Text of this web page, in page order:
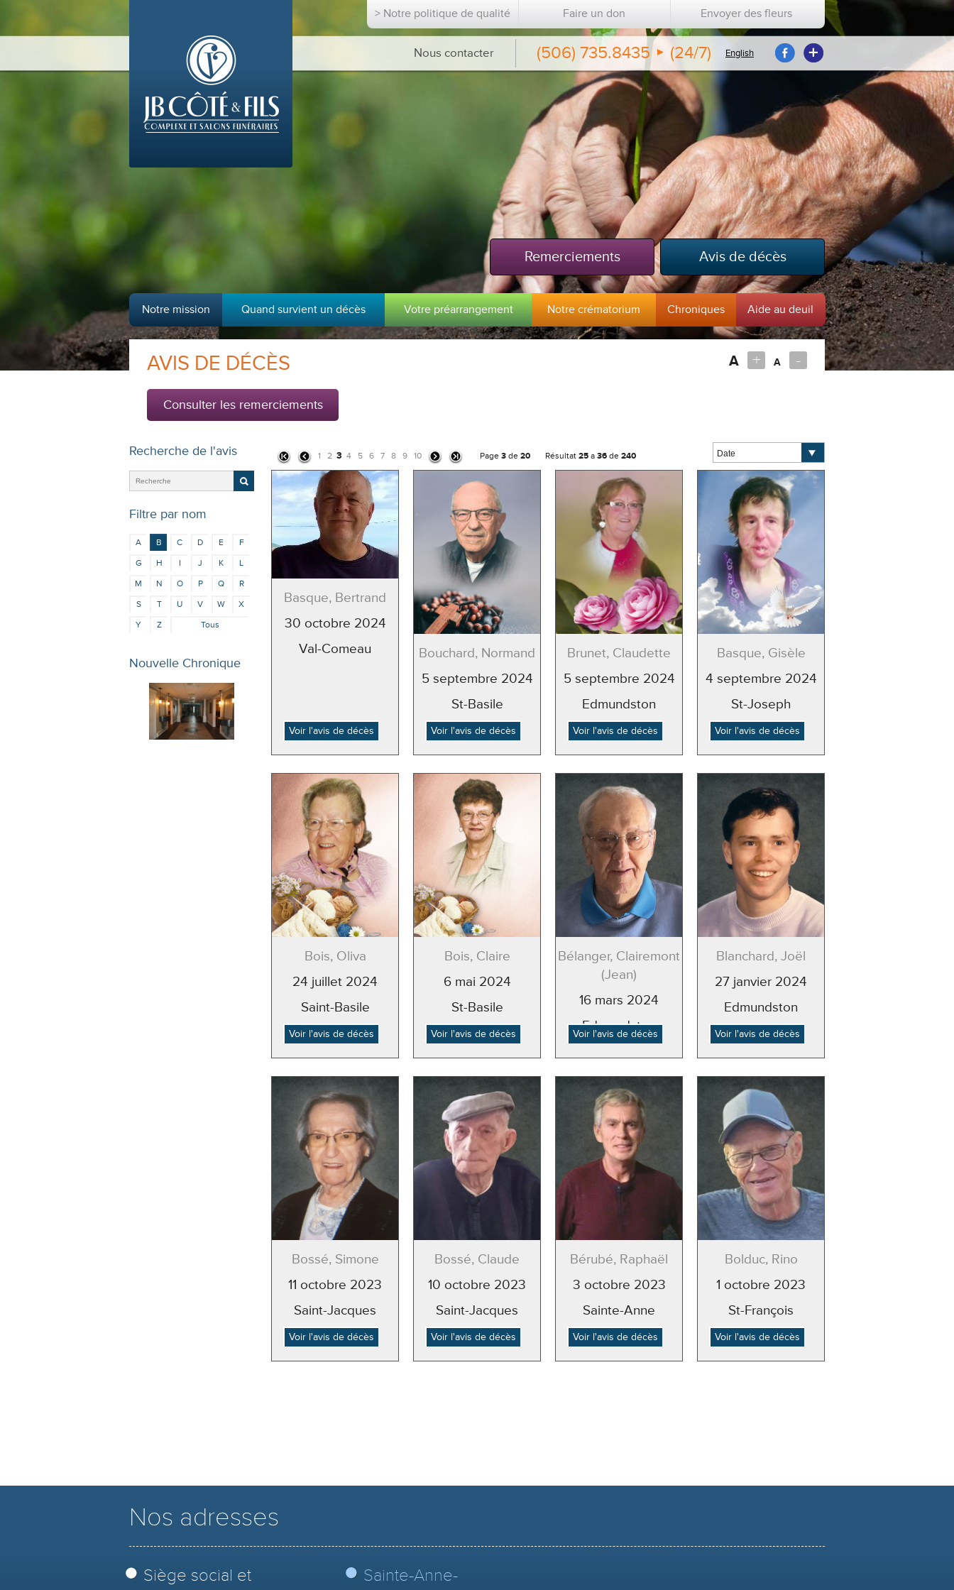
> Notre politique de qualité Faire un don Envoyer des fleurs
Nous contacter (506) 735.8435 (24/7) English
Avis de décès
Remerciements
Notre mission Quand survient un décès Votre préarrangement Notre crématorium Chroniques Aide au deuil
A + A -
AVIS DE DÉCÈS
Consulter les remerciements
Recherche de l'avis
Filtre par nom
A B C D E
F
G
H I J K
L
M
N O P Q
R
S
T U V W
X
Y
Z Tous
1 2 3 4 5 6 7 8 9 10 Page 3 de 20 Résultat 25 a 36 de 240
Basque, Bertrand
30 octobre 2024
Val-Comeau
Voir l'avis de décès
Bouchard, Normand
5 septembre 2024
St-Basile
Voir l'avis de décès
Brunet, Claudette
5 septembre 2024
Edmundston
Voir l'avis de décès
Basque, Gisèle
4 septembre 2024
St-Joseph
Voir l'avis de décès
Bois, Oliva
24 juillet 2024
Saint-Basile
Voir l'avis de décès
Bois, Claire
6 mai 2024
St-Basile
Voir l'avis de décès
Bélanger, Clairemont
(Jean)
16 mars 2024
Edmundston
Voir l'avis de décès
Blanchard, Joël
27 janvier 2024
Edmundston
Voir l'avis de décès
Bossé, Simone
11 octobre 2023
Saint-Jacques
Voir l'avis de décès
Bossé, Claude
10 octobre 2023
Saint-Jacques
Voir l'avis de décès
Bérubé, Raphaël
3 octobre 2023
Sainte-Anne
Voir l'avis de décès
Bolduc, Rino
1 octobre 2023
St-François
Voir l'avis de décès
Nouvelle Chronique
Nos adresses
Siège social et
Sainte-Anne-